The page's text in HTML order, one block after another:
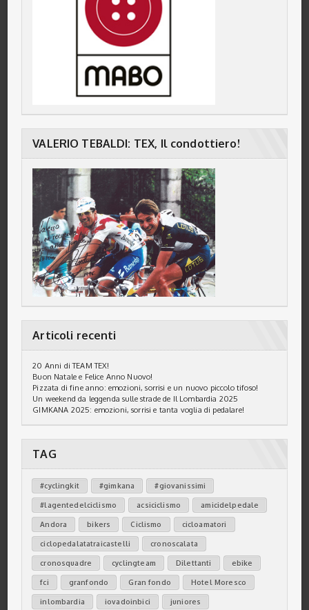
VALERIO TEBALDI: TEX, Il condottiero!
Articoli recenti
20 Anni di TEAM TEX!
Buon Natale e Felice Anno Nuovo!
Pizzata di fine anno: emozioni, sorrisi e un nuovo piccolo tifoso!
Un weekend da leggenda sulle strade de Il Lombardia 2025
GIMKANA 2025: emozioni, sorrisi e tanta voglia di pedalare!
TAG
#cyclingkit #gimkana #giovanissimi
#lagentedelciclismo acsiciclismo amicidelpedale
Andora bikers Ciclismo cicloamatori
ciclopedalatatraicastelli cronoscalata
cronosquadre cyclingteam Dilettanti ebike
fci granfondo Gran fondo Hotel Moresco
inlombardia iovadoinbici juniores